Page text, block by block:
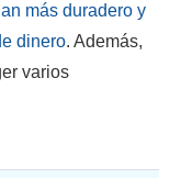
más duradero y
dinero. Además,
varios